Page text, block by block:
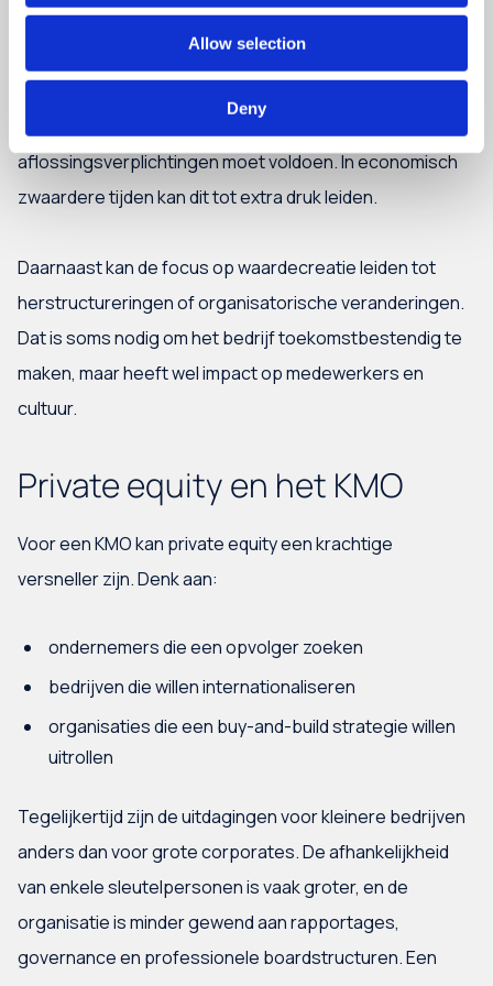
Allow selection
Deny
In buy-out transacties wordt vaak gewerkt met (deels)
geleend geld. Dat kan het rendement versterken, maar
aflossingsverplichtingen moet voldoen. In economisch
zwaardere tijden kan dit tot extra druk leiden.
Daarnaast kan de focus op waardecreatie leiden tot
herstructureringen of organisatorische veranderingen.
Dat is soms nodig om het bedrijf toekomstbestendig te
maken, maar heeft wel impact op medewerkers en
cultuur.
Private equity en het KMO
Voor een KMO kan private equity een krachtige
versneller zijn. Denk aan:
ondernemers die een opvolger zoeken
bedrijven die willen internationaliseren
organisaties die een buy-and-build strategie willen
uitrollen
Tegelijkertijd zijn de uitdagingen voor kleinere bedrijven
anders dan voor grote corporates. De afhankelijkheid
van enkele sleutelpersonen is vaak groter, en de
organisatie is minder gewend aan rapportages,
governance en professionele boardstructuren. Een